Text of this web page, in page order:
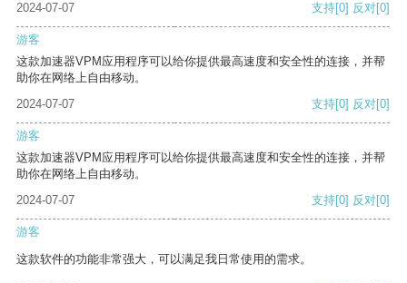
2024-07-07 支持[0] 反对[0]
游客
这款加速器VPM应用程序可以给你提供最高速度和安全性的连接，并帮
助你在网络上自由移动。
2024-07-07
支持[0] 反对[0]
游客
这款加速器VPM应用程序可以给你提供最高速度和安全性的连接，并帮
助你在网络上自由移动。
2024-07-07
支持[0] 反对[0]
游客
这款软件的功能非常强大，可以满足我日常使用的需求。